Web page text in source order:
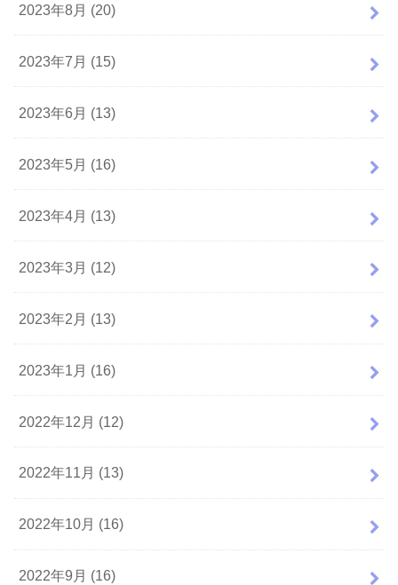
2023年8月 (20)
2023年7月 (15)
2023年6月 (13)
2023年5月 (16)
2023年4月 (13)
2023年3月 (12)
2023年2月 (13)
2023年1月 (16)
2022年12月 (12)
2022年11月 (13)
2022年10月 (16)
2022年9月 (16)